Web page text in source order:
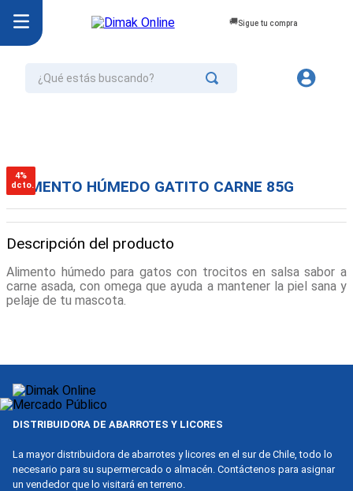
Sigue tu compra
4%
dcto.
ALIMENTO HÚMEDO GATITO CARNE 85G
Descripción del producto
Alimento húmedo para gatos con trocitos en salsa sabor a
carne asada, con omega que ayuda a mantener la piel sana y
pelaje de tu mascota.
DISTRIBUIDORA DE ABARROTES Y LICORES
La mayor distribuidora de abarrotes y licores en el sur de Chile, todo lo
necesario para su supermercado o almacén. Contáctenos para asignar
un vendedor que lo visitará en terreno.
3
confort
4.
omo
5 .
aceite
6.
azucar
7.
galletas
10.